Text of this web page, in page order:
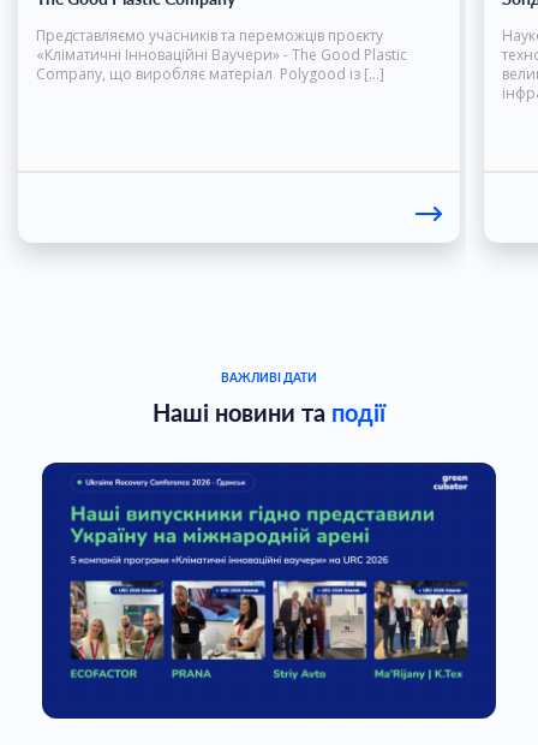
Представляємо учасників та переможців проєкту
«Кліматичні Інноваційні Ваучери» - The Good Plastic
Company, що виробляє матеріал Polygood із […]
ВАЖЛИВІ ДАТИ
Наші новини та події